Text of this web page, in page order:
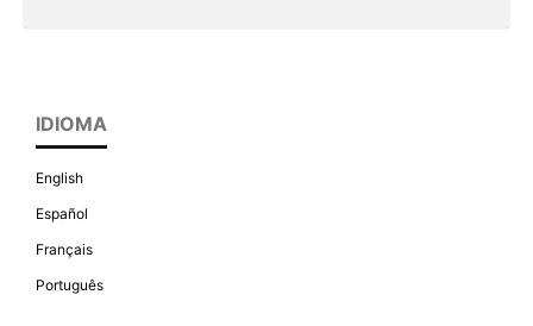
IDIOMA
English
Español
Français
Português